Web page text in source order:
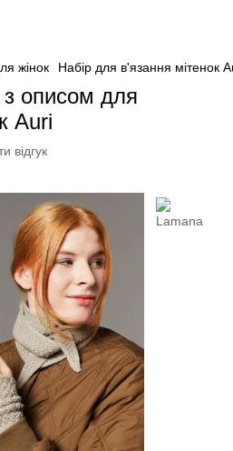
жінок Набір для в'язання мітенок
з описом для
Auri
відгук